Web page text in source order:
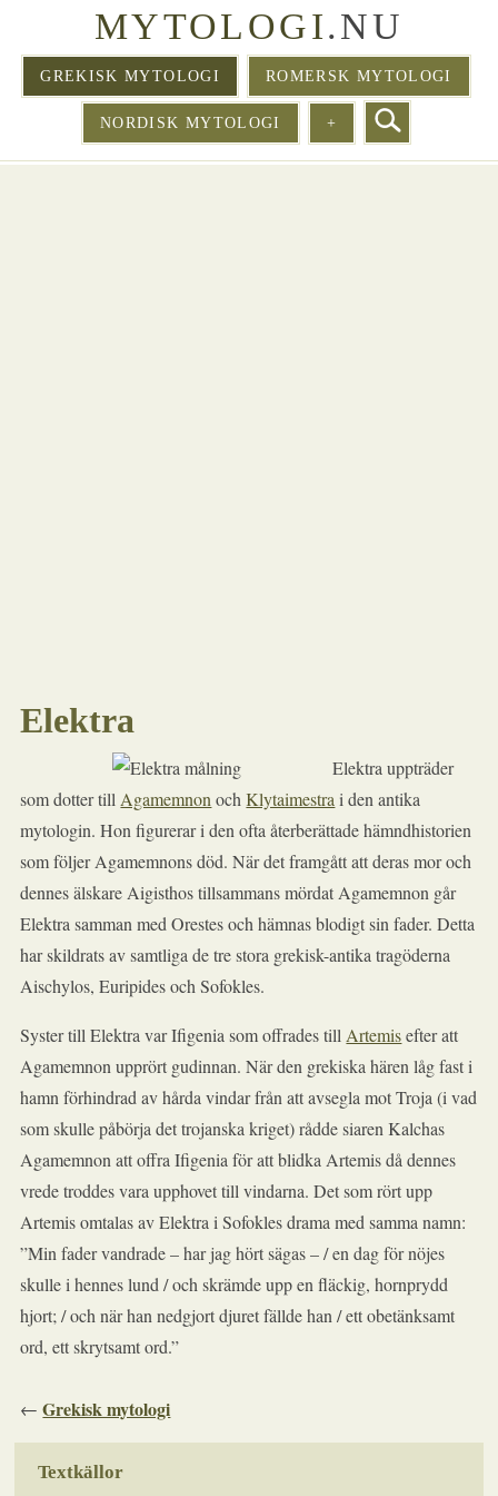
MYTOLOGI.NU
GREKISK MYTOLOGI ROMERSK MYTOLOGI
NORDISK MYTOLOGI +
Elektra
Elektra uppträder
som dotter tillAgamemnonochKlytaimestrai den antika
mytologin. Hon figurerar i den ofta återberättade hämndhistorien
som följer Agamemnons död. När det framgått att deras mor och
dennes älskare Aigisthos tillsammans mördat Agamemnon går
Elektra samman med Orestes och hämnas blodigt sin fader. Detta
har skildrats av samtliga de tre stora grekisk-antika tragöderna
Aischylos, Euripides och Sofokles.
Syster till Elektra var Ifigenia som offrades tillArtemisefter att
Agamemnon upprört gudinnan. När den grekiska hären låg fast i
hamn förhindrad av hårda vindar från att avsegla mot Troja (i vad
som skulle påbörja det trojanska kriget) rådde siaren Kalchas
Agamemnon att offra Ifigenia för att blidka Artemis då dennes
vrede troddes vara upphovet till vindarna. Det som rört upp
Artemis omtalas av Elektra i Sofokles drama med samma namn:
”Min fader vandrade – har jag hört sägas – / en dag för nöjes
skulle i hennes lund / och skrämde upp en fläckig, hornprydd
hjort; / och när han nedgjort djuret fällde han / ett obetänksamt
ord, ett skrytsamt ord.”
←Grekisk mytologi
Textkällor